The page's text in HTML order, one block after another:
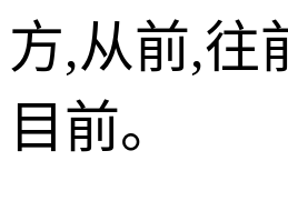
方,从前,往
目前。